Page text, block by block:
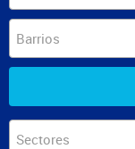
Barrios
Sectores